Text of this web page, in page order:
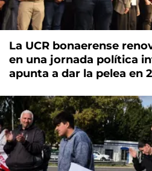
La UCR bonaerense
en una jornada política
apunta a dar la pelea en